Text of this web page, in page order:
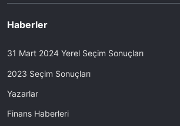
Haberler
31 Mart 2024 Yerel Seçim Sonuçları
2023 Seçim Sonuçları
Yazarlar
Finans Haberleri